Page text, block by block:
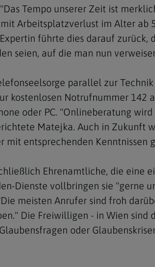
Allerseelen Navigation schließen
Tempo unserer Zeit ist
Arbeitsplatzverlust im Alter ab
führte dies darauf zurück,
seien, auf die man nun
parallel zur
kostenlosen Notrufnummer 142
oder PC. "Onlineberatung
Matejka. Auch in Zukunft
entsprechenden Kenntnissen
Ehrenamtliche, die eine
Dienste vollbringen sie "gerne
meisten Anrufer sind froh
Die Freiwilligen - in Wien
oder